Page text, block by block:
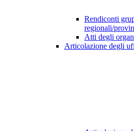
Rendiconti
regionali/
Atti degli
Articolazione degli